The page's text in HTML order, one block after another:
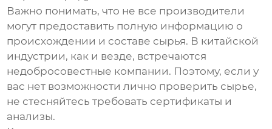
Важно понимать, что не все производители
могут предоставить полную информацию о
происхождении и составе сырья. В китайской
индустрии, как и везде, встречаются
недобросовестные компании. Поэтому, если у
вас нет возможности лично проверить сырье,
не стесняйтесь требовать сертификаты и
анализы.